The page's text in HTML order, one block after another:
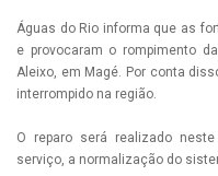
Águas do Rio informa que as
e provocaram o rompimento
Aleixo, em Magé. Por conta
interrompido na região.
O reparo será realizado
serviço, a normalização do